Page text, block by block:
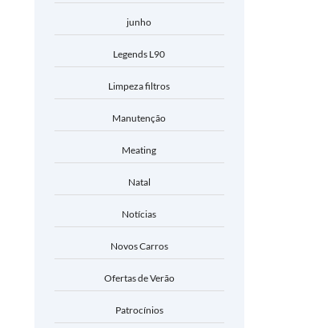
junho
Legends L90
Limpeza filtros
Manutenção
Meating
Natal
Notícias
Novos Carros
Ofertas de Verão
Patrocínios